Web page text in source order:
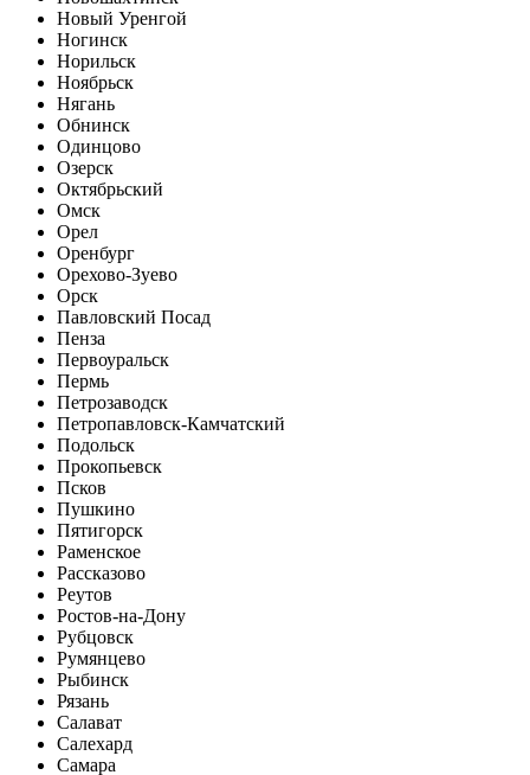
Новый Уренгой
Ногинск
Норильск
Ноябрьск
Нягань
Обнинск
Одинцово
Озерск
Октябрьский
Омск
Орел
Оренбург
Орехово-Зуево
Орск
Павловский Посад
Пенза
Первоуральск
Пермь
Петрозаводск
Петропавловск-Камчатский
Подольск
Прокопьевск
Псков
Пушкино
Пятигорск
Раменское
Рассказово
Реутов
Ростов-на-Дону
Рубцовск
Румянцево
Рыбинск
Рязань
Салават
Салехард
Самара